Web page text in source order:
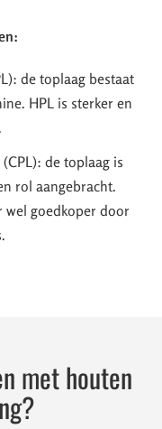
de toplaag bestaat
HPL is sterker en
de toplaag is
rol aangebracht.
wel goedkoper door
met houten